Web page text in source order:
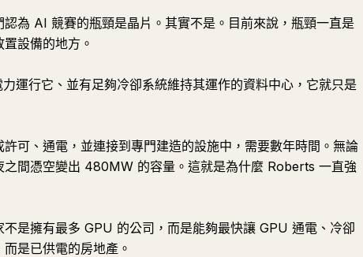
為 AI 競賽的瓶頸是晶片。其實不是。目前來說，瓶頸一直是
設備的地方。
運行它、並有足夠冷卻系統維持其運作的資料中心，它就只是
可、通電，並連接到專門建造的設施中，需要數年時間。無論
之間憑空變出 480MW 的容量。這就是為什麼 Roberts 一直強
是擁有最多 GPU 的公司，而是能夠最快讓 GPU 通電、冷卻
是已供電的房地產。